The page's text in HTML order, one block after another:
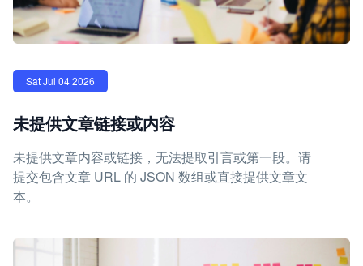
Sat Jul 04 2026
未提供文章链接或内容
未提供文章内容或链接，无法提取引言或第一段。请
提交包含文章 URL 的 JSON 数组或直接提供文章文
本。